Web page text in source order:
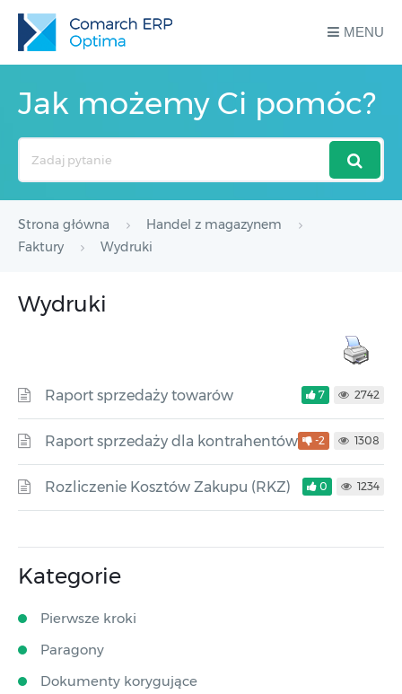
MENU
Jak możemy Ci pomóc?
Strona główna
Handel z magazynem
Faktury
Wydruki
Wydruki
Raport sprzedaży towarów 7 2742
Raport sprzedaży dla kontrahentów -2 1308
Rozliczenie Kosztów Zakupu (RKZ) 0 1234
Kategorie
Pierwsze kroki
Paragony
Dokumenty korygujące